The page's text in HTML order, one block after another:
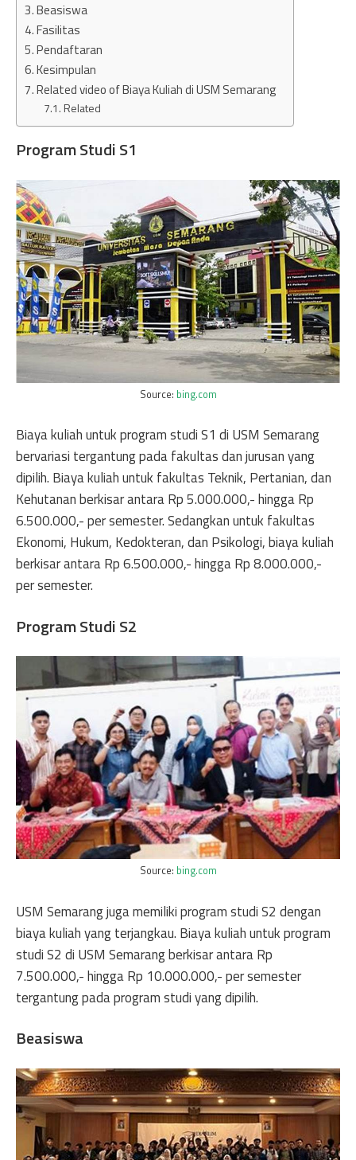
Beasiswa
Fasilitas
Pendaftaran
Kesimpulan
Related video of Biaya Kuliah di USM Semarang
Related
Program Studi S1
Source: bing.com
Biaya kuliah untuk program studi S1 di USM Semarang
bervariasi tergantung pada fakultas dan jurusan yang
dipilih. Biaya kuliah untuk fakultas Teknik, Pertanian, dan
Kehutanan berkisar antara Rp 5.000.000,- hingga Rp
6.500.000,- per semester. Sedangkan untuk fakultas
Ekonomi, Hukum, Kedokteran, dan Psikologi, biaya kuliah
berkisar antara Rp 6.500.000,- hingga Rp 8.000.000,-
per semester.
Program Studi S2
Source: bing.com
USM Semarang juga memiliki program studi S2 dengan
biaya kuliah yang terjangkau. Biaya kuliah untuk program
studi S2 di USM Semarang berkisar antara Rp
7.500.000,- hingga Rp 10.000.000,- per semester
tergantung pada program studi yang dipilih.
Beasiswa